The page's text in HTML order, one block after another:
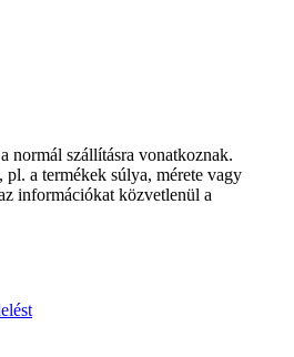
normál szállításra vonatkoznak.
a termékek súlya, mérete vagy
információkat közvetlenül a